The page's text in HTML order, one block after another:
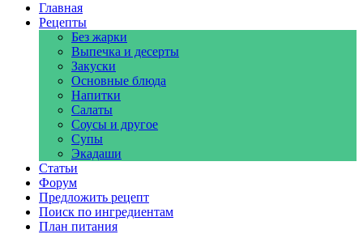
Главная
Рецепты
Без жарки
Выпечка и десерты
Закуски
Основные блюда
Напитки
Салаты
Соусы и другое
Супы
Экадаши
Статьи
Форум
Предложить рецепт
Поиск по ингредиентам
План питания